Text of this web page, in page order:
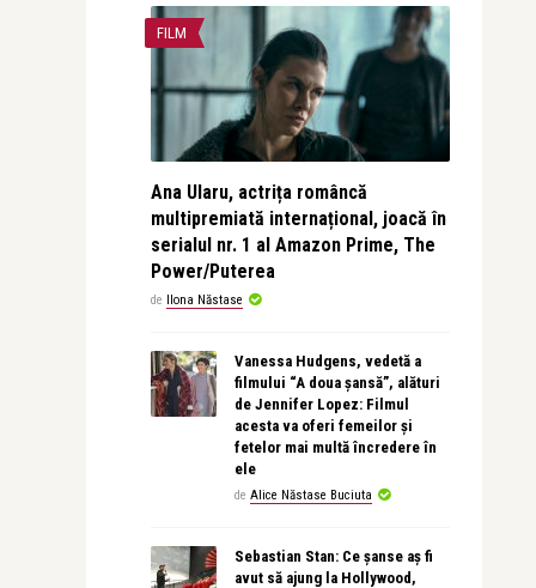
FILM
Ana Ularu, actrița româncă
multipremiată internațional, joacă în
serialul nr. 1 al Amazon Prime, The
Power/Puterea
de Ilona Năstase
Vanessa Hudgens, vedetă a
filmului “A doua șansă”, alături
de Jennifer Lopez: Filmul
acesta va oferi femeilor și
fetelor mai multă încredere în
ele
de Alice Năstase Buciuta
Sebastian Stan: Ce șanse aș fi
avut să ajung la Hollywood,